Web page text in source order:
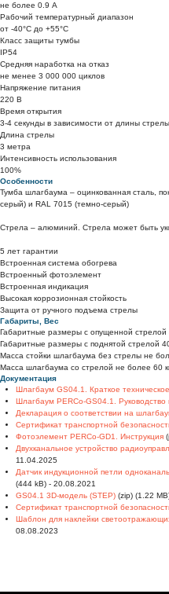
не более 0.9 А
Рабочий температурный диапазон
от -40°C до +55°C
Класс защиты тумбы
IP54
Средняя наработка на отказ
не менее 3 000 000 циклов
Напряжение питания
220 В
Время открытия
3-4 секунды в зависимости от длины стрелы
Длина стрелы
3 метра
Интенсивность использования
100%
Особенности
Тумба шлагбаума – оцинкованная сталь,
серый) и RAL 7015 (темно-серый)
Стрела – алюминий. Стрела может быть
5 лет гарантии
Встроенная система обогрева
Встроенный фотоэлемент
Встроенная индикация
Высокая коррозионная стойкость
Защита от ручного подъема стрелы
Габариты, Вес
Габаритные размеры с опущенной
Габаритные размеры с поднятой стрелой
Масса стойки шлагбаума без стрелы не
Масса шлагбаума со стрелой не более 60
Документация
Шлагбаум GS04.1. Краткое
Шлагбаум PERCo-GS04.1. Руководство
Декларация о соответствии на
Сертификат транспортной
Фотоэлемент PERCo-GD1. Инструкция
Двухканальное устройство
11.04.2025
Датчик индукционной петли
(444 kB) - 20.08.2021
GS04.1 3D-модель (STEP) (zip) (1.22
Сертификат транспортной
Шаблон для наклейки
08.08.2023